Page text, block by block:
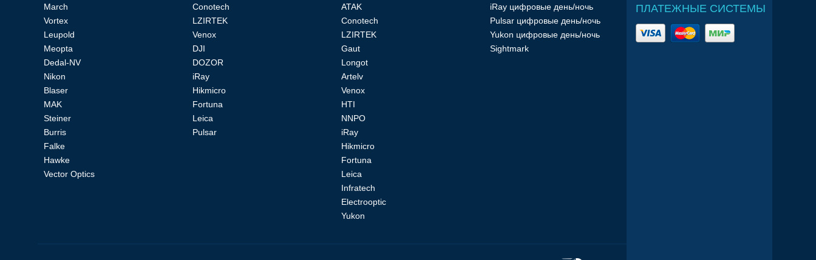
Аксессуары
компании
Гарантия
Доставка
Помощь
March
Vortex
Leupold
Meopta
Dedal-NV
Nikon
Blaser
MAK
Steiner
Burris
Falke
Hawke
Vector Optics
Conotech
LZIRTEK
Venox
DJI
DOZOR
iRay
Hikmicro
Fortuna
Leica
Pulsar
ATAK
Conotech
LZIRTEK
Gaut
Longot
Artelv
Venox
HTI
NNPO
iRay
Hikmicro
Fortuna
Leica
Infratech
Electrooptic
Yukon
iRay цифровые день/ночь
Pulsar цифровые день/ночь
Yukon цифровые день/ночь
Sightmark
ПЛАТЕЖНЫЕ СИСТЕМЫ